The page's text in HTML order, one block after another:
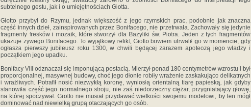
subtelnego gestu, jak i o umiejętnościach Giotta.
Giotto przybył do Rzymu, jednak większość z jego rzymskich prac, podobnie jak znaczna
część innych dzieł, zainspirowanych przez Bonifacego, nie przetrwała. Zachowały się jedynie
fragmenty fresków i mozaik, które stworzył dla Bazyliki św. Piotra. Jeden z tych fragmentów
ukazuje żywego Bonifacego. To wyjątkowy relikt, Giotto bowiem utrwalił go w momencie, gdy
ogłasza pierwszy jubileusz roku 1300, w chwili będącej zarazem apoteozą jego władzy i
początkiem jego upadku.
Bonifacy VIII odznaczał się imponującą postacią. Mierzył ponad 180 centymetrów wzrostu i był
proporcjonalnej, masywnej budowy, choć jego dłonie robiły wrażenie zaskakująco delikatnych
i wrażliwych. Potrafił nosić niezwykłą koronę, wyniosłą orientalną tiarę papieską, jak gdyby
stanowiła część jego normalnego stroju, nie zaś niedorzeczny ciężar, przygniatający głowę,
na której spoczywał. Giotto nie musiał przydawać wielkości swojemu modelowi, by ten mógł
dominować nad niewielką grupą otaczających go osób.